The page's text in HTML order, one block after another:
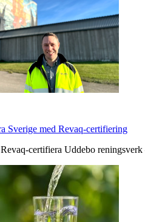
Sverige med Revaq-certifiering
certifiera Uddebo